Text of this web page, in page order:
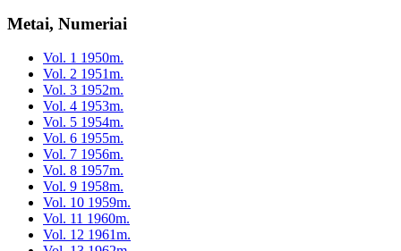
Metai, Numeriai
Vol. 1 1950m.
Vol. 2 1951m.
Vol. 3 1952m.
Vol. 4 1953m.
Vol. 5 1954m.
Vol. 6 1955m.
Vol. 7 1956m.
Vol. 8 1957m.
Vol. 9 1958m.
Vol. 10 1959m.
Vol. 11 1960m.
Vol. 12 1961m.